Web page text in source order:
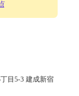
目5-3 建成新宿